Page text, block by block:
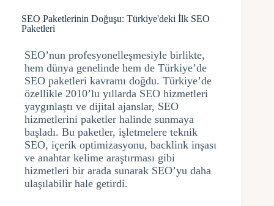
SEO Paketlerinin Doğuşu: Türkiye'deki İlk SEO
Paketleri
SEO’nun profesyonelleşmesiyle birlikte,
hem dünya genelinde hem de Türkiye’de
SEO paketleri kavramı doğdu. Türkiye’de
özellikle 2010’lu yıllarda SEO hizmetleri
yaygınlaştı ve dijital ajanslar, SEO
hizmetlerini paketler halinde sunmaya
başladı. Bu paketler, işletmelere teknik
SEO, içerik optimizasyonu, backlink inşası
ve anahtar kelime araştırması gibi
hizmetleri bir arada sunarak SEO’yu daha
ulaşılabilir hale getirdi.